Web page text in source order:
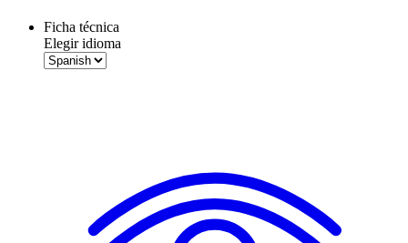
Ficha técnica
Elegir idioma